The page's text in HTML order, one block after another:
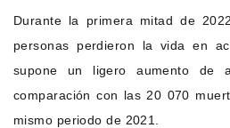
Durante la primera mitad de
personas perdieron la vida en
supone un ligero aumento de
comparación con las 20 070
mismo periodo de 2021.